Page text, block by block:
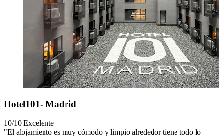
Hotel101- Madrid
10/10 Excelente
"El alojamiento es muy cómodo y limpio alrededor tiene todo lo